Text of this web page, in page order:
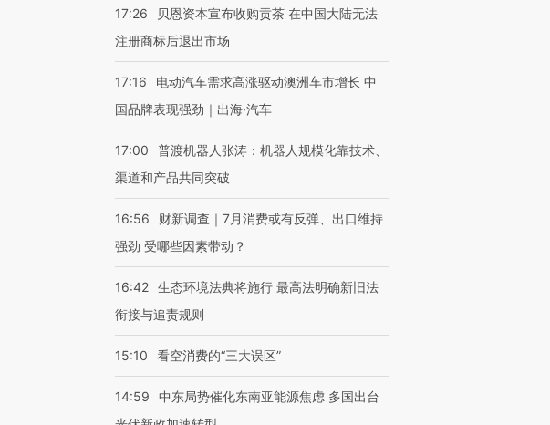
17:26
贝恩资本宣布收购贡茶 在中国大陆无法
注册商标后退出市场
17:16
电动汽车需求高涨驱动澳洲车市增长 中
国品牌表现强劲｜出海·汽车
17:00
普渡机器人张涛：机器人规模化靠技术、
渠道和产品共同突破
16:56
财新调查｜7月消费或有反弹、出口维持
强劲 受哪些因素带动？
16:42 生态环境法典将施行 最高法明确新旧法
衔接与追责规则
15:10 看空消费的“三大误区”
14:59
中东局势催化东南亚能源焦虑 多国出台